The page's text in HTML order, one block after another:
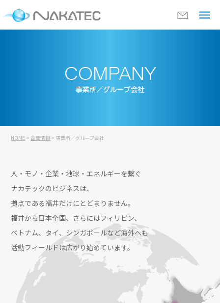
COMPANY
事業所／グループ会社
HOME >企業情報 > 事業所／グループ会社
人・モノ・企業・地球・エネルギーを繋ぐ
ナカテックのビジネスは、
拠点である福井だけにとどまりません。
福井から日本全国、さらにはフィリピン、
ベトナム、タイ、シンガポールなど海外へも
活動フィールドは広がり始めています。